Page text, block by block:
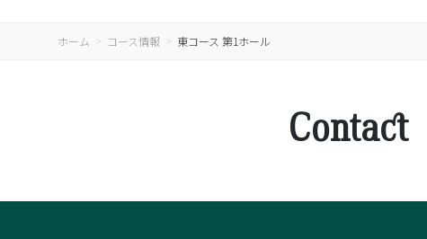
ホーム コース情報 東コース 第1ホール
Contact